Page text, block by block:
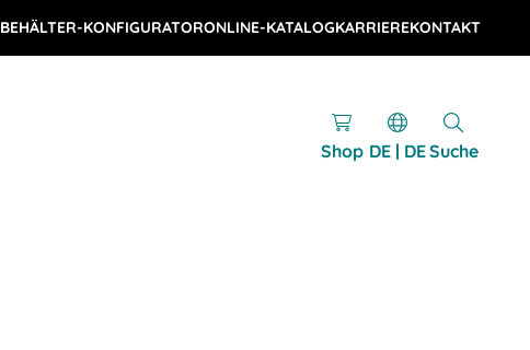
BEHÄLTER-KONFIGURATORONLINE-KATALOGKARRIEREKONTAKT
Shop DE | DESuche